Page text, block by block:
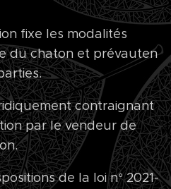
fixe les modalités
du chaton et prévauten
contraignant
par le vendeur de
de la loi n° 2021-